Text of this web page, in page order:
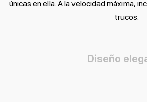
únicas en ella. A la velocidad máxima,
trucos.
Diseño